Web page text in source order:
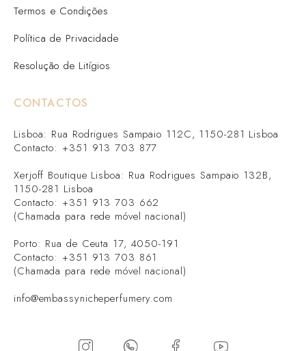
Termos e Condições
Política de Privacidade
Resolução de Litígios
CONTACTOS
Lisboa: Rua Rodrigues Sampaio 112C, 1150-281 Lisboa
Contacto: +351 913 703 877
Xerjoff Boutique Lisboa: Rua Rodrigues Sampaio 132B,
1150-281 Lisboa
Contacto: +351 913 703 662
(Chamada para rede móvel nacional)
Porto: Rua de Ceuta 17, 4050-191
Contacto: +351 913 703 861
(Chamada para rede móvel nacional)
info@embassynicheperfumery.com